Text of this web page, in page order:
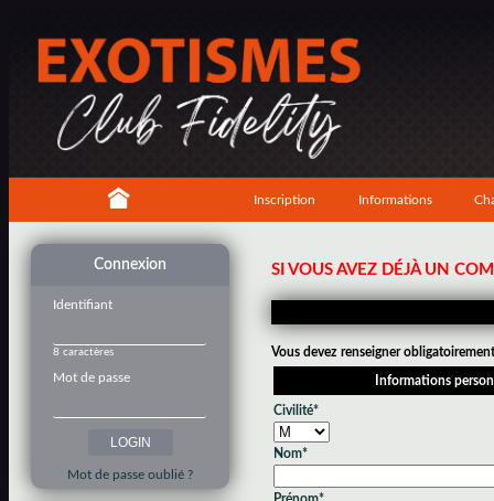
Inscription Informations
Connexion
Identifiant
8 caractères
Mot de passe
Mot de passe oublié ?
SI VOUS AVEZ DÉJÀ UN
Vous devez renseigner
Informations
Civilité*
Nom*